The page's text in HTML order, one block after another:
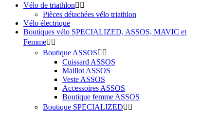
Vélo de triathlon 
Pièces détachées vélo triathlon
Vélo électrique
Boutiques vélo SPECIALIZED, ASSOS, MAVIC et
Femme 
Boutique ASSOS 
Cuissard ASSOS
Maillot ASSOS
Veste ASSOS
Accessoires ASSOS
Boutique femme ASSOS
Boutique SPECIALIZED 